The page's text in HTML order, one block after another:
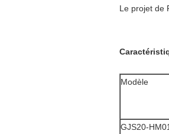
Le projet de
Modèle
GJS20-